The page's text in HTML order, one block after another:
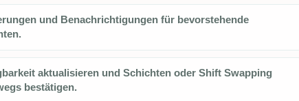
und Benachrichtigungen für bevorstehende
aktualisieren und Schichten oder Shift Swapping
bestätigen.